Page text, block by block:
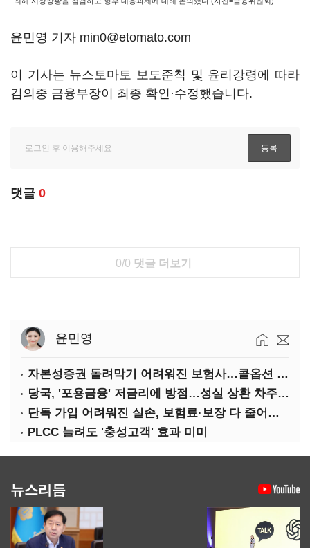
윤민영 기자 min0@etomato.com
이 기사는 뉴스토마토 보도준칙 및 윤리강령에 따라
김의중 금융부장이 최종 확인·수정했습니다.
댓글 0
0/0 댓글 더보기
윤민영
자본성증권 돌려막기 어려워진 보험사…콜옵션 부담 급증
당국, '포용금융' 저금리에 방점…성실 상환 차주는 '역차별'
단독 가입 어려워진 실손, 보험료·보장 다 줄어든 5세대는?
PLCC 늘려도 '충성고객' 효과 미미
뉴스리듬